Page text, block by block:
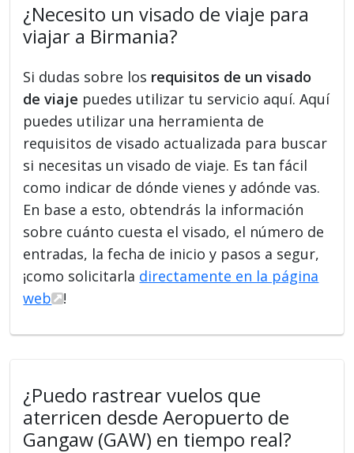
¿Necesito un visado de viaje para
viajar a Birmania?
Si dudas sobre los requisitos de un visado
de viaje puedes utilizar tu servicio aquí. Aquí
puedes utilizar una herramienta de
requisitos de visado actualizada para buscar
si necesitas un visado de viaje. Es tan fácil
como indicar de dónde vienes y adónde vas.
En base a esto, obtendrás la información
sobre cuánto cuesta el visado, el número de
entradas, la fecha de inicio y pasos a segur,
¡como solicitarla directamente en la página
web
!
¿Puedo rastrear vuelos que
aterricen desde Aeropuerto de
Gangaw (GAW) en tiempo real?